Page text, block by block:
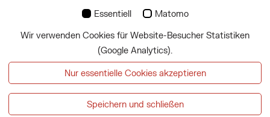
Über uns
Datenschutz
Essentiell Matomo
Wir verwenden Cookies für Website-Besucher Statistiken
(Google Analytics).
Nur essentielle Cookies akzeptieren
Speichern und schließen